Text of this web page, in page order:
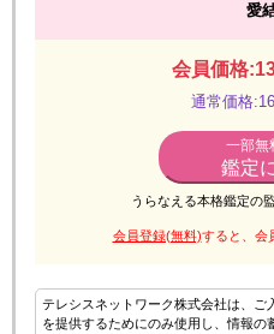
愛
会員価格
通常価格
一部無
鑑定
うらなえる本格鑑定の
会員登録(無料)すると、会
テレシスネットワーク株式会社は、ご
を提供するためにのみ使用し、情報の